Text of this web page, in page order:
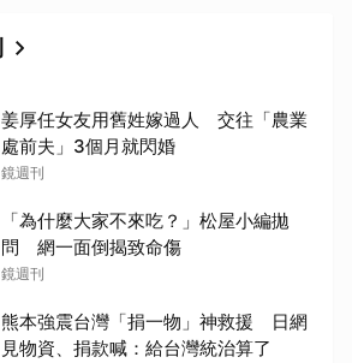
姜厚任女友用舊姓嫁過人 交往「農業
處前夫」3個月就閃婚
鏡週刊
「為什麼大家不來吃？」松屋小編拋
問 網一面倒揭致命傷
鏡週刊
熊本強震台灣「捐一物」神救援 日網
見物資、捐款喊：給台灣統治算了